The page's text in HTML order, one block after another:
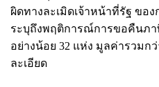
ผิดทางละเมิดเจ้าหน้าที่รัฐ ขอ
ระบุถึงพฤติการณ์การขอคืนภ
อย่างน้อย 32 แห่ง มูลค่ารวมก
ละเอียด